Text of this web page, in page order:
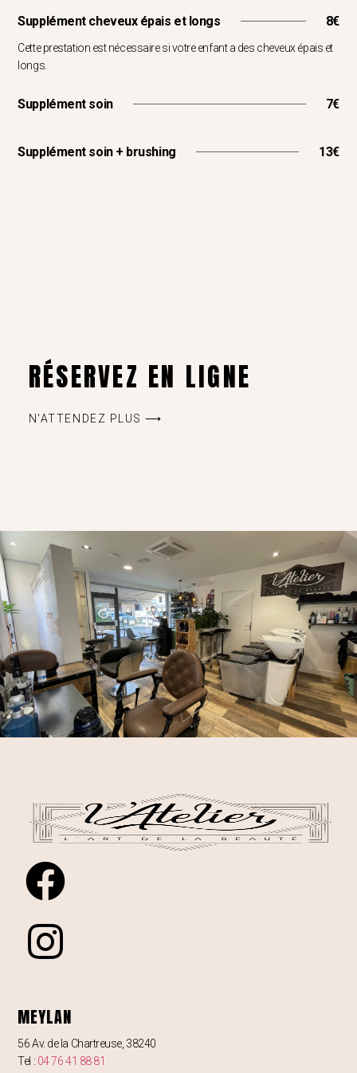
Supplément cheveux épais et longs 8€
Cette prestation est nécessaire si votre enfant a des cheveux épais et
longs.
Supplément soin 7€
Supplément soin + brushing 13€
RÉSERVEZ EN LIGNE
N'ATTENDEZ PLUS ⟶
MEYLAN
56 Av. de la Chartreuse, 38240
Tel : 04 76 41 88 81